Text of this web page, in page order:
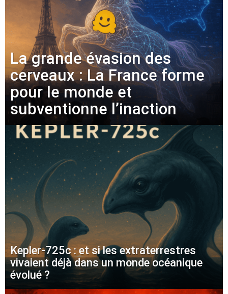
La grande évasion des
cerveaux : La France forme
pour le monde et
subventionne l’inaction
Kepler-725c : et si les extraterrestres
vivaient déjà dans un monde océanique
évolué ?